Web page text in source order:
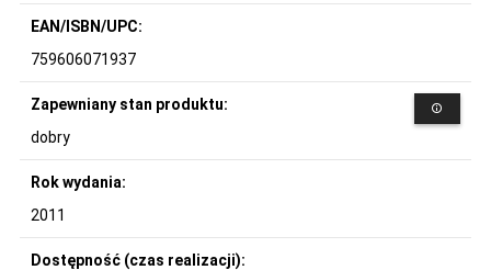
EAN/ISBN/UPC:
759606071937
Zapewniany stan produktu:
dobry
Rok wydania:
2011
Dostępność (czas realizacji):